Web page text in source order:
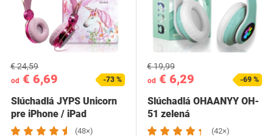
od € 6,69
€ 24,59
-73 %
Slúchadlá JYPS Unicorn
pre iPhone / iPad
(48×)
od € 6,29
€ 19,99
-69 %
Slúchadlá OHAANYY OH-
51 zelená
(42×)